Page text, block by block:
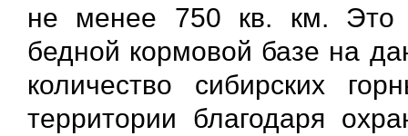
не менее 750 кв. км. Это
бедной кормовой базе на
количество сибирских
территории благодаря